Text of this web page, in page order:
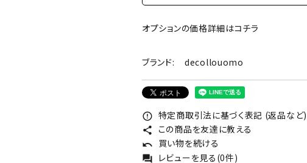
オプションの価格詳細はコチラ
ブランド: decollouomo
error_outline 特定商取引法に基づく表記 (返品など)
share この商品を友達に教える
undo 買い物を続ける
forum レビューを見る(0件)